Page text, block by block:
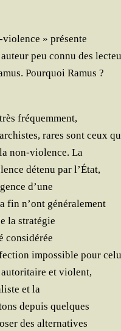
» présente
peu connu des
Pour­quoi Ramus ?
fréquemment,
rares sont ceux
non-vio­lence. La
déte­nu par l’État,
d’une
fin n’ont généralement
la stratégie
considérée
impos­sible pour
et violent,
et la
depuis quelques
des alternatives